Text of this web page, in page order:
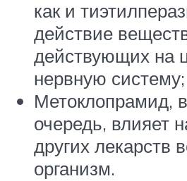
как и
действие
действующих на
нервную систему;
Метоклопрамид,
очередь, влияет
других лекарств
организм.